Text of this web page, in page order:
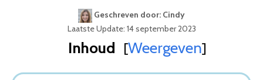
Geschreven door: Cindy
Laatste Update: 14 september 2023
Inhoud [Weergeven]